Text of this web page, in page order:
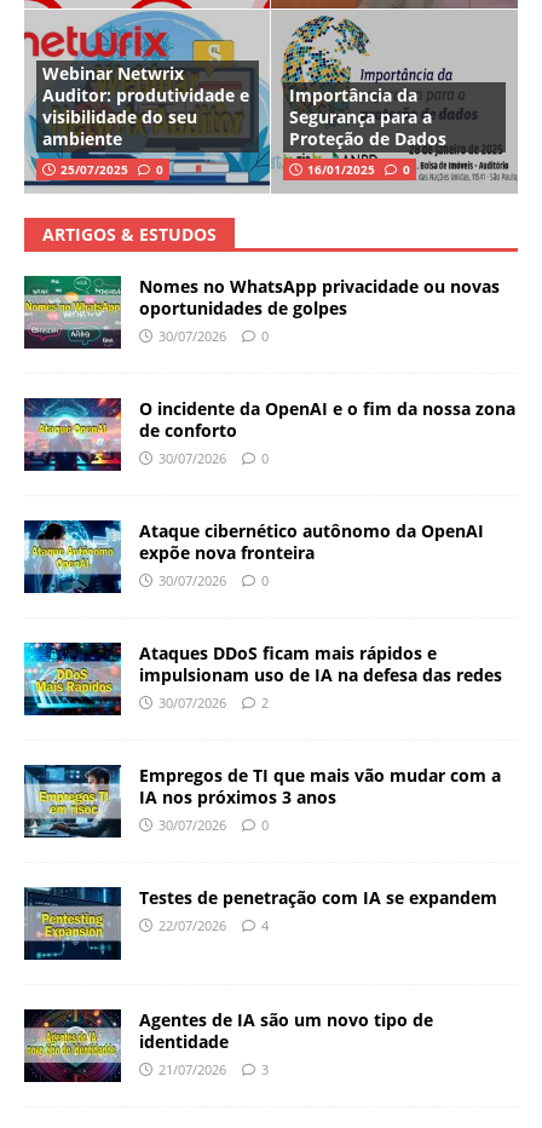
Webinar Netwrix
Auditor: produtividade e
visibilidade do seu
ambiente
25/07/2025 0
Importância da
Segurança para a
Proteção de Dados
16/01/2025 0
ARTIGOS & ESTUDOS
Nomes no WhatsApp privacidade ou novas
oportunidades de golpes
30/07/2026 0
O incidente da OpenAI e o fim da nossa zona
de conforto
30/07/2026 0
Ataque cibernético autônomo da OpenAI
expõe nova fronteira
30/07/2026 0
Ataques DDoS ficam mais rápidos e
impulsionam uso de IA na defesa das redes
30/07/2026 2
Empregos de TI que mais vão mudar com a
IA nos próximos 3 anos
30/07/2026 0
Testes de penetração com IA se expandem
22/07/2026 4
Agentes de IA são um novo tipo de
identidade
21/07/2026 3